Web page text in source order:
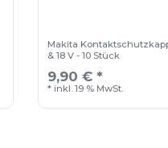
Makita
& 18 V - 10 Stück
9,90 € *
* inkl. 19 % MwSt.